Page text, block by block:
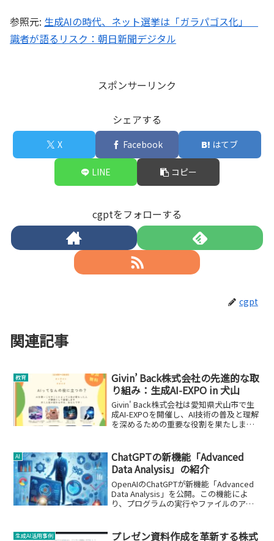
参照元: 生成AIの時代、ネット選挙は「ガラパゴス化」
識者が語るリスク：朝日新聞デジタル
スポンサーリンク
シェアする
X Facebook はてブ
LINE コピー
cgptをフォローする
cgpt
関連記事
教育
Givin’ Back株式会社の先進的な取
り組み：生成AI-EXPO in 犬山
Givin' Back株式会社は愛知県犬山市で生
成AI-EXPOを開催し、AI技術の普及と理解
を深めるための重要な役割を果たしまし
AI
ChatGPTの新機能「Advanced
Data Analysis」の紹介
OpenAIのChatGPTが新機能「Advanced
Data Analysis」を公開。この機能によ
り、プログラムの実行やファイルのアッ
生成AI活用事例
プレゼン資料作成を革新する株式